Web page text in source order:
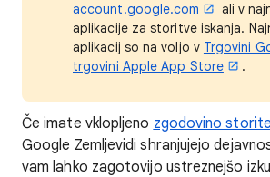
account.google.com
ali v
aplikacije za storitve iskanja.
aplikacij so na voljo v Trgovini
trgovini Apple App Store
.
Če imate vklopljeno zgodovino
Google Zemljevidi shranjujejo
vam lahko zagotovijo ustreznejšo